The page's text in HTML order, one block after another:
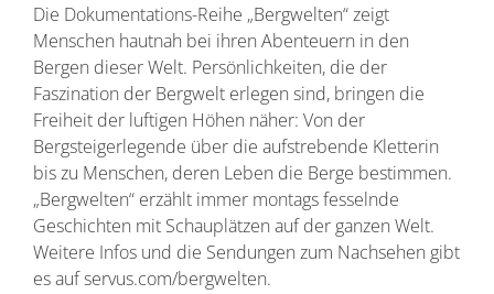
Die Dokumentations-Reihe „Bergwelten“ zeigt
Menschen hautnah bei ihren Abenteuern in den
Bergen dieser Welt. Persönlichkeiten, die der
Faszination der Bergwelt erlegen sind, bringen die
Freiheit der luftigen Höhen näher: Von der
Bergsteigerlegende über die aufstrebende Kletterin
bis zu Menschen, deren Leben die Berge bestimmen.
„Bergwelten“ erzählt immer montags fesselnde
Geschichten mit Schauplätzen auf der ganzen Welt.
Weitere Infos und die Sendungen zum Nachsehen gibt
es auf servus.com/bergwelten.